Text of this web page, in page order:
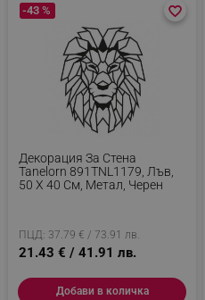
Декорация За Стена
Tanelorn 891TNL1179, Лъв,
50 X 40 См, Метал, Черен
-43 %
ПЦД: 37.79 € / 73.91 лв.
21.43 € / 41.91 лв.
favorite_border
favorite_border
Добави в количка